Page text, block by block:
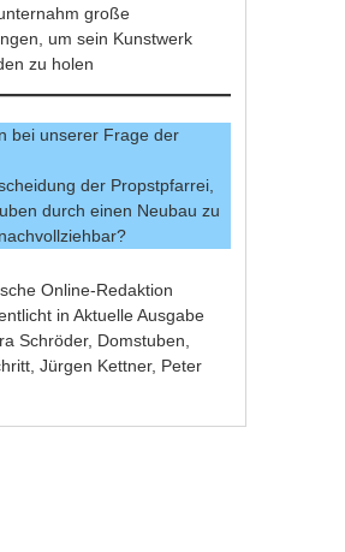
große
um sein Kunstwerk
zu holen
bei unserer Frage der
der Propstpfarrei,
durch einen Neubau zu
Online-Redaktion
inAktuelle Ausgabe
Schröder, Domstuben
,Jürgen Kettner, Peter